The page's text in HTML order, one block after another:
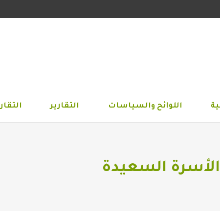
اللوائح والسياسات التقارير
السعيدة
اللوائح والسياسات التقارير